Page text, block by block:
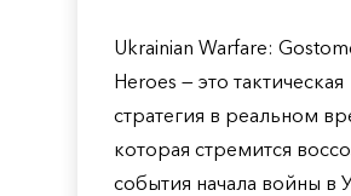
Ukrainian Warfare:
Heroes — это тактическая
стратегия в реальном
которая стремится
события начала войны в